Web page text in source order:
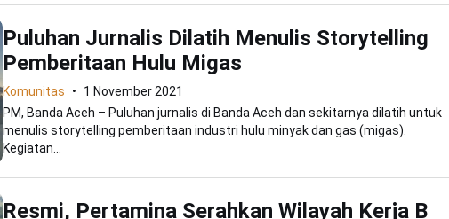
Puluhan Jurnalis Dilatih Menulis Storytelling
Pemberitaan Hulu Migas
Komunitas
1 November 2021
PM, Banda Aceh – Puluhan jurnalis di Banda Aceh dan sekitarnya dilatih untuk
menulis storytelling pemberitaan industri hulu minyak dan gas (migas).
Kegiatan...
Resmi, Pertamina Serahkan Wilayah Kerja B